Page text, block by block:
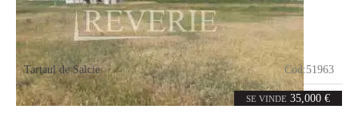
SE VINDE 35,000 €
Tartaul de Salcie Cod:51963
0camere 1125m²